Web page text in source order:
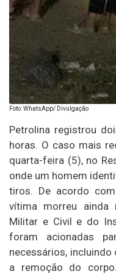
Foto: WhatsApp/ Divulgação
Petrolina registrou
horas. O caso mais
quarta-feira (5), no
onde um homem
tiros. De acordo
vítima morreu ainda
Militar e Civil e do
foram acionadas
necessários, incluindo
a remoção do